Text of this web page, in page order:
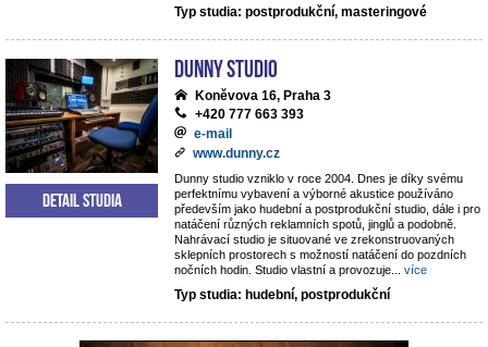
Typ studia: postprodukční, masteringové
Dunny studio
Koněvova 16, Praha 3
+420 777 663 393
e-mail
www.dunny.cz
Dunny studio vzniklo v roce 2004. Dnes je díky svému
perfektnímu vybavení a výborné akustice používáno
především jako hudební a postprodukční studio, dále i pro
natáčení různých reklamních spotů, jinglů a podobně.
Nahrávací studio je situované ve zrekonstruovaných
sklepních prostorech s možností natáčení do pozdních
nočních hodin. Studio vlastní a provozuje
více
Typ studia: hudební, postprodukční
Detail studia